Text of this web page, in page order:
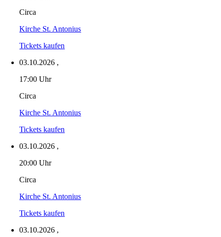
Circa
Kirche St. Antonius
Tickets kaufen
03.10.2026 ,
17:00 Uhr
Circa
Kirche St. Antonius
Tickets kaufen
03.10.2026 ,
20:00 Uhr
Circa
Kirche St. Antonius
Tickets kaufen
03.10.2026 ,